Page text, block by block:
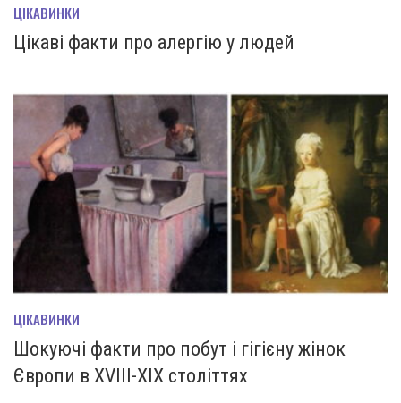
ЦІКАВИНКИ
Цікаві факти про алергію у людей
ЦІКАВИНКИ
Шокуючі факти про побут і гігієну жінок
Європи в XVIII-XIX століттях